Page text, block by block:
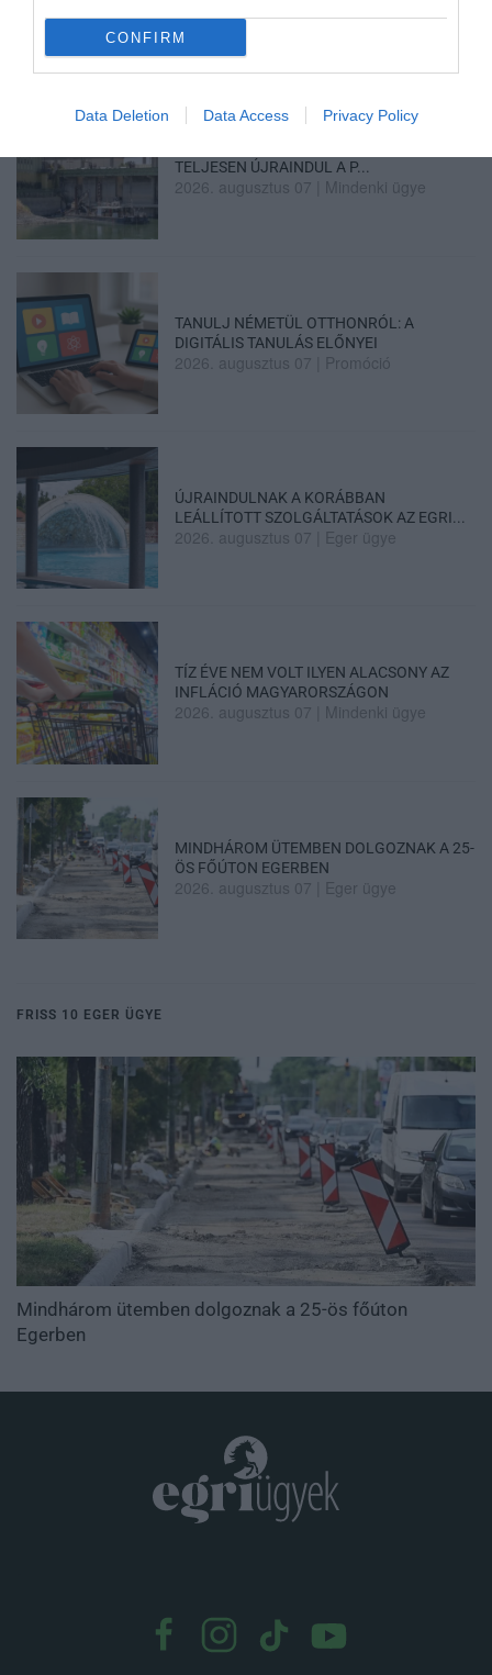
CONFIRM
Data Deletion Data Access Privacy Policy
2026. augusztus 08|Promóció
TELJESEN ÚJRAINDUL A P...
2026. augusztus 07 Mindenki ügye
TANULJ NÉMETÜL OTTHONRÓL: A
DIGITÁLIS TANULÁS ELŐNYEI
2026. augusztus 07 Promóció
ÚJRAINDULNAK A KORÁBBAN
LEÁLLÍTOTT SZOLGÁLTATÁSOK AZ EGRI...
2026. augusztus 07 Eger ügye
TÍZ ÉVE NEM VOLT ILYEN ALACSONY AZ
INFLÁCIÓ MAGYARORSZÁGON
2026. augusztus 07 Mindenki ügye
MINDHÁROM ÜTEMBEN DOLGOZNAK A 25-
ÖS FŐÚTON EGERBEN
2026. augusztus 07 Eger ügye
FRISS 10 EGER ÜGYE
Mindhárom ütemben dolgoznak a 25-ös főúton
Egerben